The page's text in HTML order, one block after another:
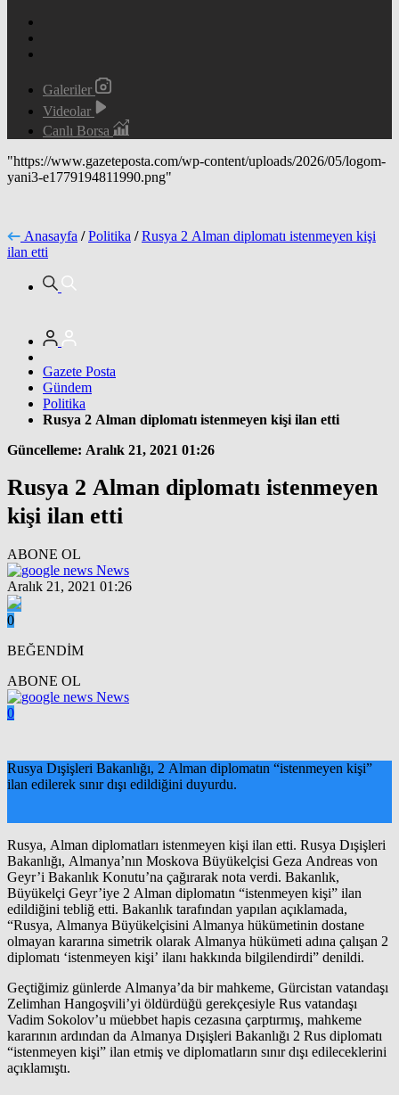
Galeriler
Videolar
Canlı Borsa
"https://www.gazeteposta.com/wp-content/uploads/2026/05/logom-
yani3-e1779194811990.png"
Anasayfa / Politika / Rusya 2 Alman diplomatı istenmeyen kişi
ilan etti
Gazete Posta
Gündem
Politika
Rusya 2 Alman diplomatı istenmeyen kişi ilan etti
Güncelleme: Aralık 21, 2021 01:26
Rusya 2 Alman diplomatı istenmeyen
kişi ilan etti
ABONE OL
News
Aralık 21, 2021 01:26
0
BEĞENDİM
ABONE OL
News
0
Rusya Dışişleri Bakanlığı, 2 Alman diplomatın “istenmeyen kişi”
ilan edilerek sınır dışı edildiğini duyurdu.
Rusya, Alman diplomatları istenmeyen kişi ilan etti. Rusya Dışişleri
Bakanlığı, Almanya’nın Moskova Büyükelçisi Geza Andreas von
Geyr’i Bakanlık Konutu’na çağırarak nota verdi. Bakanlık,
Büyükelçi Geyr’iye 2 Alman diplomatın “istenmeyen kişi” ilan
edildiğini tebliğ etti. Bakanlık tarafından yapılan açıklamada,
“Rusya, Almanya Büyükelçisini Almanya hükümetinin dostane
olmayan kararına simetrik olarak Almanya hükümeti adına çalışan 2
diplomatı ‘istenmeyen kişi’ ilanı hakkında bilgilendirdi” denildi.
Geçtiğimiz günlerde Almanya’da bir mahkeme, Gürcistan vatandaşı
Zelimhan Hangoşvili’yi öldürdüğü gerekçesiyle Rus vatandaşı
Vadim Sokolov’u müebbet hapis cezasına çarptırmış, mahkeme
kararının ardından da Almanya Dışişleri Bakanlığı 2 Rus diplomatı
“istenmeyen kişi” ilan etmiş ve diplomatların sınır dışı edileceklerini
açıklamıştı.